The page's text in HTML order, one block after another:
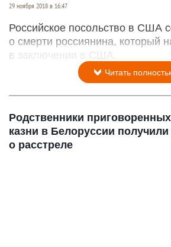
29 ноября 2018 в 16:47
Российское посольство в США
о смерти россиянина, который
в заключении в США.
Читать
Родственники
казни в Белоруссии
о расстреле